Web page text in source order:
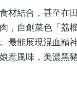
結合，甚至在
，自創菜色「荔
最能展現混血精
惹風味，美濃黑